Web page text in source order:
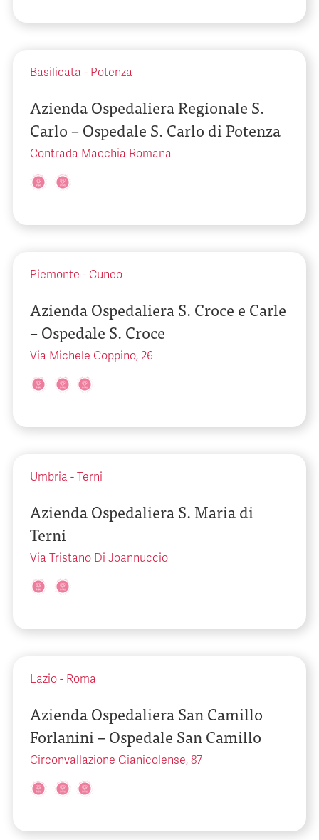
Basilicata - Potenza
Azienda Ospedaliera Regionale S.
Carlo – Ospedale S. Carlo di Potenza
Contrada Macchia Romana
Piemonte - Cuneo
Azienda Ospedaliera S. Croce e Carle
– Ospedale S. Croce
Via Michele Coppino, 26
Umbria - Terni
Azienda Ospedaliera S. Maria di
Terni
Via Tristano Di Joannuccio
Lazio - Roma
Azienda Ospedaliera San Camillo
Forlanini – Ospedale San Camillo
Circonvallazione Gianicolense, 87